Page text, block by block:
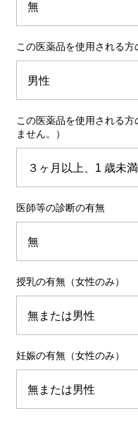
この医薬品を使用される方
この医薬品を使用される
ません。）
医師等の診断の有無
授乳の有無（女性のみ）
妊娠の有無（女性のみ）